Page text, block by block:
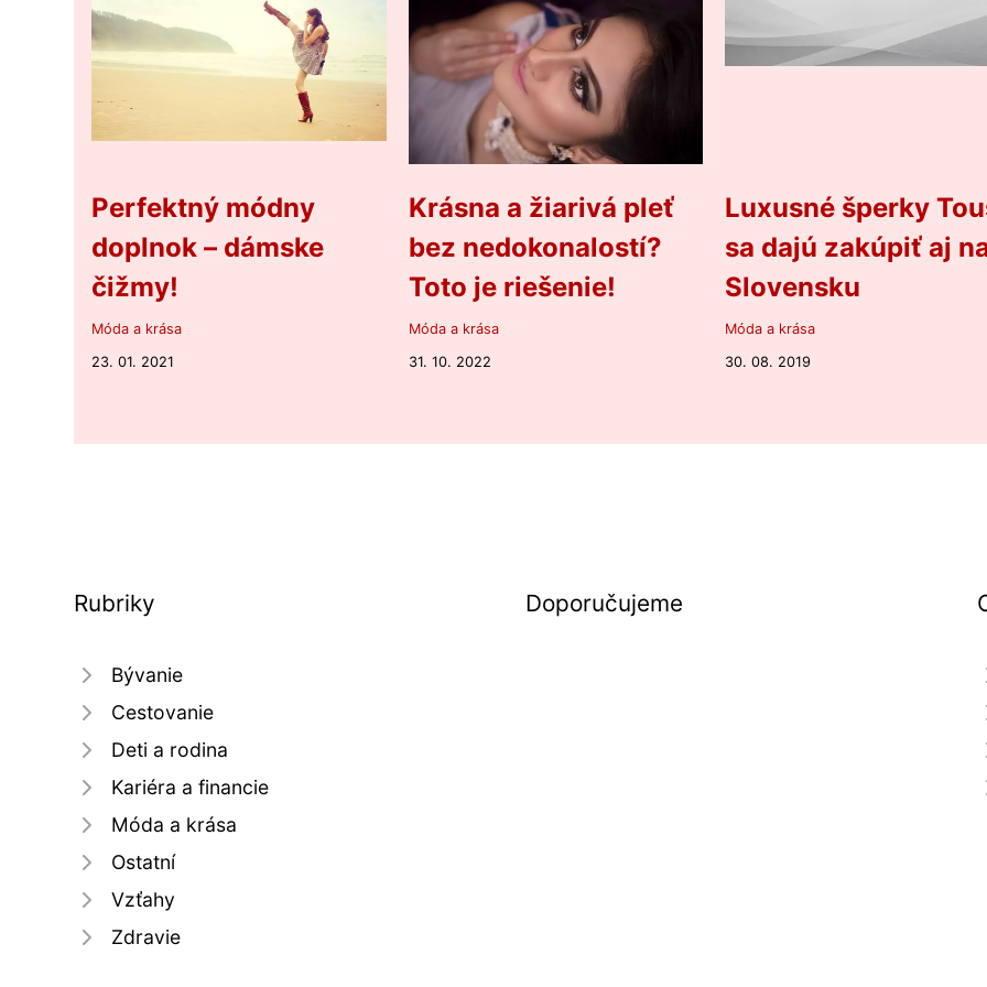
Perfektný módny
doplnok – dámske
čižmy!
Móda a krása
23. 01. 2021
Krásna a žiarivá pleť
bez nedokonalostí?
Toto je riešenie!
Móda a krása
31. 10. 2022
Luxusné šperky
sa dajú zakúpiť aj
Slovensku
Móda a krása
30. 08. 2019
Rubriky
Bývanie
Cestovanie
Deti a rodina
Kariéra a financie
Móda a krása
Ostatní
Vzťahy
Zdravie
Doporučujeme